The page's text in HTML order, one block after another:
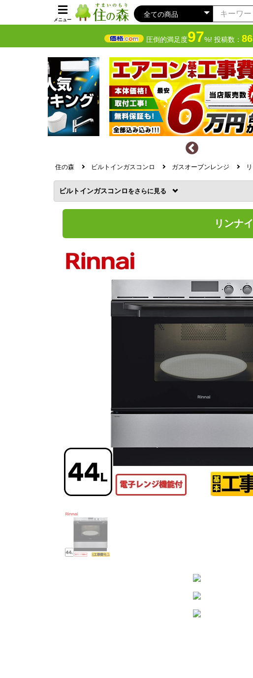
メニュー
圧倒的満足度97%! 投稿数：
住の森 ビルトインガスコンロ ガスオーブンレンジ
ビルトインガスコンロ を
リンナ